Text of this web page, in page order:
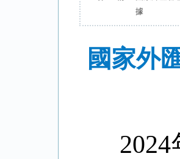
據
國家外
2024